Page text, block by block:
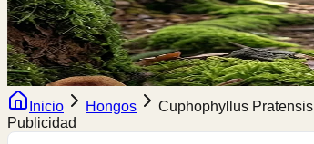
Inicio Hongos
Cuphophyllus Pratensis
Publicidad